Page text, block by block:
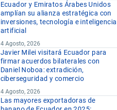
Ecuador y Emiratos Árabes Unidos
amplían su alianza estratégica con
inversiones, tecnología e inteligencia
artificial
4 Agosto, 2026
Javier Milei visitará Ecuador para
firmar acuerdos bilaterales con
Daniel Noboa: extradición,
ciberseguridad y comercio
4 Agosto, 2026
Las mayores exportadoras de